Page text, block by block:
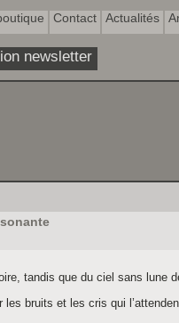
tandis que du ciel sans lune
les bruits et les cris qui
Contact Actualités
newsletter